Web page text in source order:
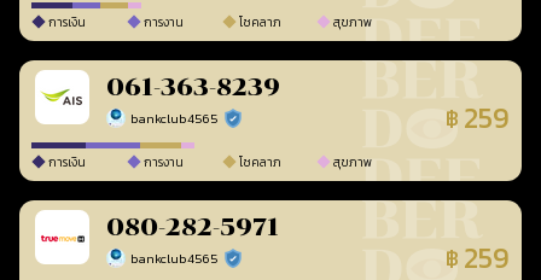
การเงิน การงาน โชคลาภ สุขภาพ
061-363-8239
bankclub4565 ร้านยืนยันแล้ว ฿ 259
การเงิน การงาน โชคลาภ สุขภาพ
080-282-5971
bankclub4565 ร้านยืนยันแล้ว ฿ 259